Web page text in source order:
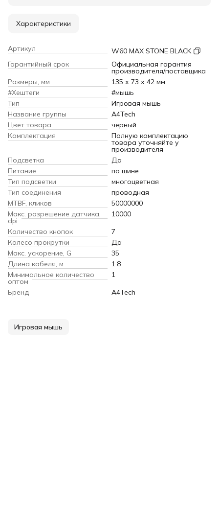
Характеристики
Артикул
W60 MAX STONE BLACK
Гарантийный срок
Официальная гарантия
производителя/поставщика
Размеры, мм
135 х 73 х 42 мм
#Хештеги
#мышь
Тип
Игровая мышь
Название группы
A4Tech
Цвет товара
черный
Комплектация
Полную комплектацию
товара уточняйте у
производителя
Подсветка
Да
Питание
по шине
Тип подсветки
многоцветная
Тип соединения
проводная
MTBF, кликов
50000000
Макс. разрешение датчика,
dpi
10000
Количество кнопок
7
Колесо прокрутки
Да
Макс. ускорение, G
35
Длина кабеля, м
1.8
Минимальное количество
оптом
1
Бренд
A4Tech
Игровая мышь